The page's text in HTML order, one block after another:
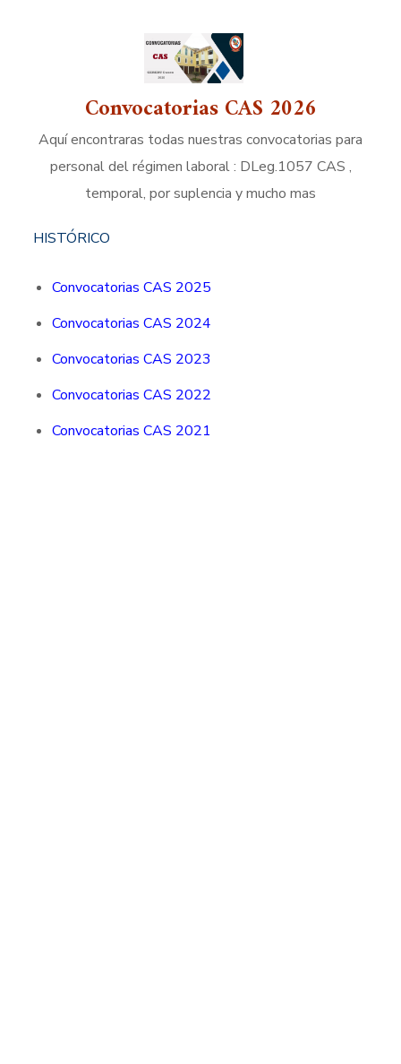
Convocatorias CAS 2026
Aquí encontraras todas nuestras convocatorias para
personal del régimen laboral : DLeg.1057 CAS ,
temporal, por suplencia y mucho mas
HISTÓRICO
Convocatorias CAS 2025
Convocatorias CAS 2024
Convocatorias CAS 2023
Convocatorias CAS 2022
Convocatorias CAS 2021